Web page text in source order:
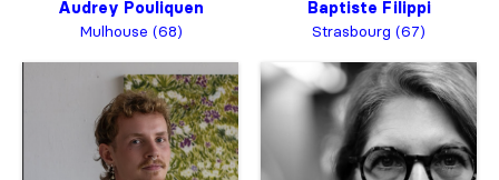
Audrey Pouliquen
Mulhouse (68)
Baptiste Filippi
Strasbourg (67)